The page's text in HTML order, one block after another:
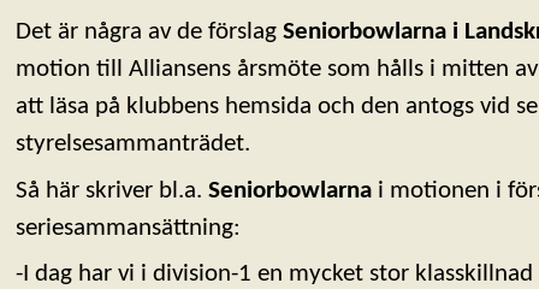
Det är några av de förslagSeniorbowlarna i
motion till Alliansens årsmöte som hålls i mitten
att läsa på klubbens hemsida och den antogs vid
styrelsesammanträdet.
Så här skriver bl.a. Seniorbowlarna i motionen i
seriesammansättning:
-I dag har vi i division-1 en mycket stor